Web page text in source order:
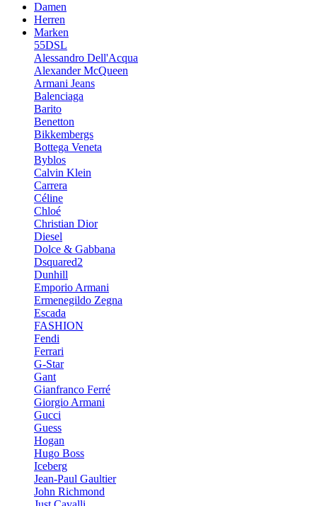
Damen
Herren
Marken
55DSL
Alessandro Dell'Acqua
Alexander McQueen
Armani Jeans
Balenciaga
Barito
Benetton
Bikkembergs
Bottega Veneta
Byblos
Calvin Klein
Carrera
Céline
Chloé
Christian Dior
Diesel
Dolce & Gabbana
Dsquared2
Dunhill
Emporio Armani
Ermenegildo Zegna
Escada
FASHION
Fendi
Ferrari
G-Star
Gant
Gianfranco Ferré
Giorgio Armani
Gucci
Guess
Hogan
Hugo Boss
Iceberg
Jean-Paul Gaultier
John Richmond